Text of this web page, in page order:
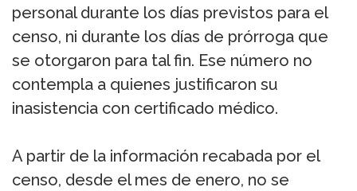
personal durante los días previstos para el
censo, ni durante los días de prórroga que
se otorgaron para tal fin. Ese número no
contempla a quienes justificaron su
inasistencia con certificado médico.
A partir de la información recabada por el
censo, desde el mes de enero, no se